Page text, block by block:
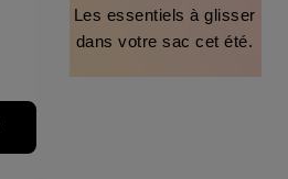
Les essentiels à glisser
dans votre sac cet été.